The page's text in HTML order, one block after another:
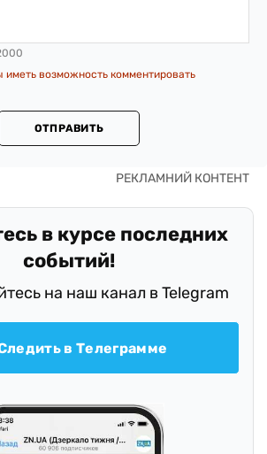
иметь возможность комментировать
ОТПРАВИТЬ
в курсе последних
событий!
на наш канал в Telegram
в Телеграмме